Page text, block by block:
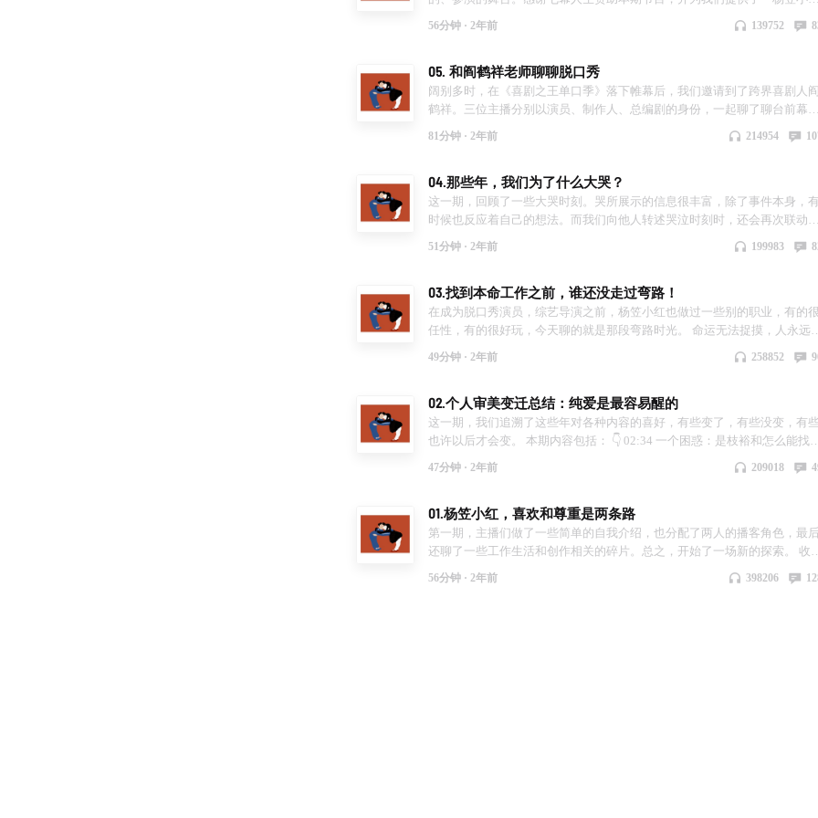
💰 1080票档第二张半价 🎁 购买1080票档每张还赠送本轮官摄纪念U盘、场
止） 如需购票，请戳链接：ticket.antank，或扫描下方二维码 祝大家收听愉
快。我们舞台见。 Shownotes 00:03:09 第一次看话剧的经历 00:05:26 试问有
哪个女文青没有受过先锋戏剧的洗礼 00:08:18 小红曾经也写过话剧 00:09:32
剧氛围带来的惊喜 00:18:21 假如自己来创作一部舞台剧？ 00:30:24 舞台让
笠小红的舞台剧愿望清单 00:50:10 是什么吸引我们参与舞台？ 本期节目中
到的剧目： 恋爱的犀牛 / 一个陌生女人的来信 / 窝头会馆 / 白兔子，红兔子 /
青蛇 / 驴得水 / 喜剧的忧伤 / 笑吧，皮奥莱维奇！ / 蒋公的面子 / 女女胞胎 /
话 / 剧院魅影 / 两只狗的生活意见 / 枕头人 / 十二公民 / 白鹿原 / 春逝 / 西哈
牌 / 杀手没有假期 / 伊尼舍林的报丧女妖 / 满江红 / 楚门的世界 / 黄金时代 /
苏泷演唱会
56分钟 · 2年前 139752
05. 和阎鹤祥老师聊聊脱口秀
阔别多时，在《喜剧之王单口季》落下帷幕后，我们邀请到了跨界喜剧人阎
鹤祥。三位主播分别以演员、制作人、总编剧的身份，一起聊了聊台前幕后
「骂」了杨笠什么？ 00:05:11 经历过各种喜剧节目后，阎鹤祥的One Pick是
会阎鹤祥篇：舞台上的真诚最动人 00:16:32 周老板后台拥抱阎老板，但……
00:24:14 振兴喜剧行业的重担落到了在座谁的身上 00:27:29 夸夸会转成
Roast大会：当你在做魔王时，你的心理活动 00:33:29 节目后，阎鹤祥给相
00:47:36 对于表演者、制作人来说，漫才和相声有什么差别 00:54:30 节目
表白周奇墨，顺带传授周老板熟络秘籍 01:07:10 除了脱口秀，主播们最爱的
真人秀竟都是《再见爱人》 01:11:25 假如办一场脱口秀恋综……？ 01:14:30
关于杨笠最后一次上脱口秀节目的决定
81分钟 · 2年前 214954
04.那些年，我们为了什么大哭？
这一期，回顾了一些大哭时刻。哭所展示的信息很丰富，除了事件本身，有
时候也反应着自己的想法。而我们向他人转述哭泣时刻时，还会再次联动当
听愉快。 本期内容包括： 👇 02:55 小朋友大哭，成年人不经意地哭 05:15 决
事件 17:11 别酷别超脱了，一起哭吧 18:03 为小猫哭泣，为小猴子当场哭泣
23:49 没有精神支柱，也没有精神缺口，但这个让人想哭 28:42 小哭时刻：
不着气哭 36:07 带着傲慢的心情去找心理咨询师，结果大哭一场 42:14 没有
大笑时刻
51分钟 · 2年前 199983
03.找到本命工作之前，谁还没走过弯路！
在成为脱口秀演员，综艺导演之前，杨笠小红也做过一些别的职业，有的很
任性，有的很好玩，今天聊的就是那段弯路时光。 命运无法捉摸，人永远不
收听愉快。 本期内容包括： 👇 02:21 杨笠：我靠脑力，在这个社会上应该会
想？我就想去大城市 15:39 上学时代，就是永远在琢磨 21:19 北京的早高峰
地铁，大爷一言以蔽之：一群蚂蚁 27:32 舒服是第一优先级 29:39 我居然还
改编过葫芦娃的书？！ 34:03 我要去吹一个更大的泡沫 36:37 失业7个月，人
47:26 财富自由是个伪命题
49分钟 · 2年前 258852
02.个人审美变迁总结：纯爱是最容易醒的
这一期，我们追溯了这些年对各种内容的喜好，有些变了，有些没变，有
也许以后才会变。 本期内容包括： 👇 02:34 一个困惑：是枝裕和怎么能找到
里的段子，是能笑出来的 17:01 怎么办，我看不懂侯孝贤 28:19 纯爱，是最
对张艺谋改观：一种职业性的尊重 45:08 难以启齿：我没看过莎士比亚
我爱我的观众 收听愉快。
47分钟 · 2年前 209018
01.杨笠小红，喜欢和尊重是两条路
第一期，主播们做了一些简单的自我介绍，也分配了两人的播客角色，最后
还聊了一些工作生活和创作相关的碎片。总之，开始了一场新的探索。 收听
抗拒舞台的女人 17:42 这个时代，轻的人容易被看到，重的人容易被尊重
56分钟 · 2年前 398206